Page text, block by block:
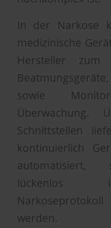
In der Narkose
medizinische
Hersteller zum
sowie
Überwachung.
Schnittstellen
kontinuierlich
automatisiert,
lückenlos
werden.